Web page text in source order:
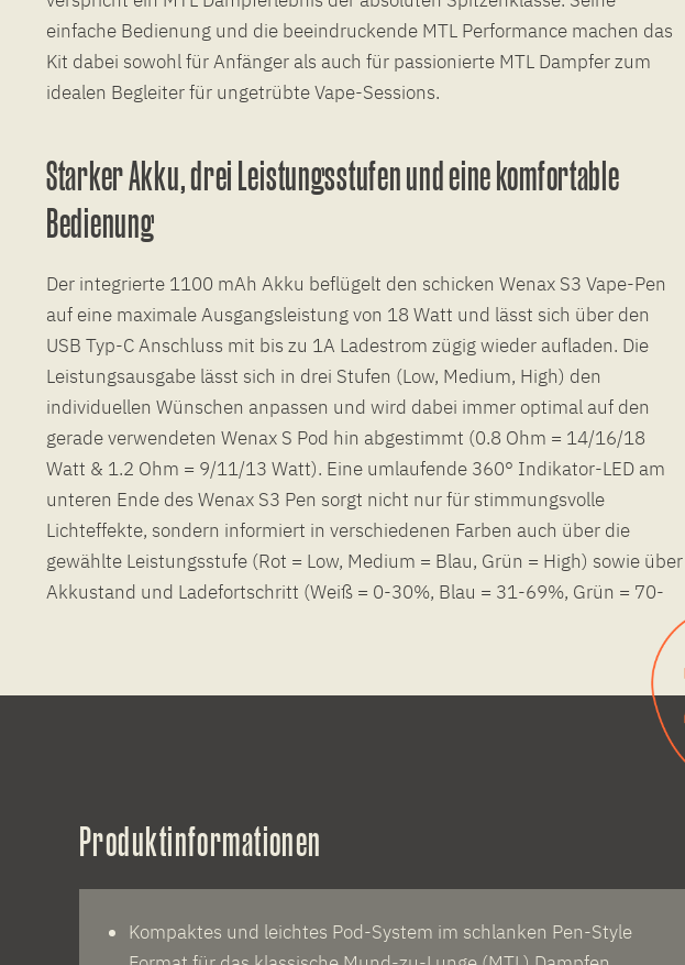
einfache Bedienung und die beeindruckende MTL Performance machen das
Kit dabei sowohl für Anfänger als auch für passionierte MTL Dampfer zum
idealen Begleiter für ungetrübte Vape-Sessions.
Starker Akku, drei Leistungsstufen und eine komfortable
Bedienung
Der integrierte 1100 mAh Akku beflügelt den schicken Wenax S3 Vape-Pen
auf eine maximale Ausgangsleistung von 18 Watt und lässt sich über den
USB Typ-C Anschluss mit bis zu 1A Ladestrom zügig wieder aufladen. Die
Leistungsausgabe lässt sich in drei Stufen (Low, Medium, High) den
individuellen Wünschen anpassen und wird dabei immer optimal auf den
gerade verwendeten Wenax S Pod hin abgestimmt (0.8 Ohm = 14/16/18
Watt & 1.2 Ohm = 9/11/13 Watt). Eine umlaufende 360° Indikator-LED am
unteren Ende des Wenax S3 Pen sorgt nicht nur für stimmungsvolle
Lichteffekte, sondern informiert in verschiedenen Farben auch über die
gewählte Leistungsstufe (Rot = Low, Medium = Blau, Grün = High) sowie über
Akkustand und Ladefortschritt (Weiß = 0-30%, Blau = 31-69%, Grün = 70-
Produktinformationen
Kompaktes und leichtes Pod-System im schlanken Pen-Style